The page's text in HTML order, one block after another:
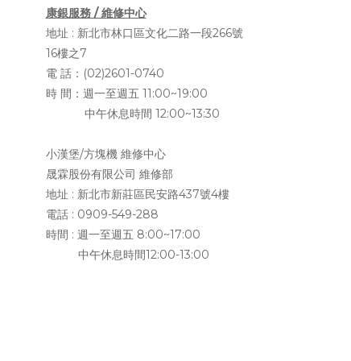
康銀服務 / 維修中心
地址 : 新北市林口區文化二路一段266號
16樓之7
電 話：(02)2601-0740
時 間：週一至週五 11:00~19:00
中午休息時間 12:00~13:30
小漢堡/方塊機 維修中心
晟霖股份有限公司 維修部
地址 : 新北市新莊區民安路437號4樓
電話 : 0909-549-288
時間 : 週一至週五 8:00~17:00
中午休息時間12:00-13:00